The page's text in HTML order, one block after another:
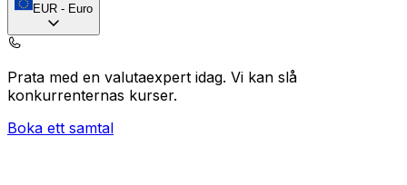
EUR - Euro
Prata med en valutaexpert idag. Vi kan slå
konkurrenternas kurser.
Boka ett samtal